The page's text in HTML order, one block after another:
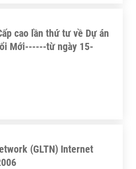
cao lần thứ tư về Dự án
Mới------từ ngày 15-
(GLTN) Internet